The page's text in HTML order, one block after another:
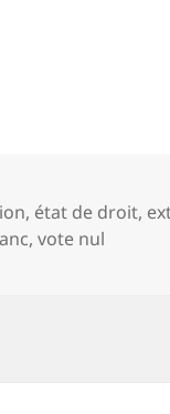
pas
, état de droit,
,vote nul